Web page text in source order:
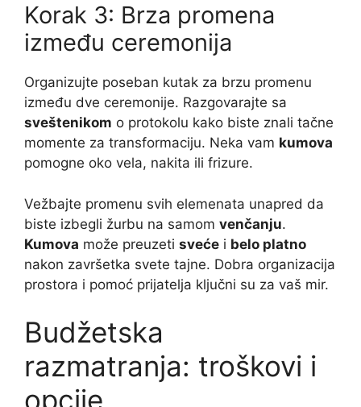
Korak 3: Brza promena
između ceremonija
Organizujte poseban kutak za brzu promenu
između dve ceremonije. Razgovarajte sa
sveštenikom o protokolu kako biste znali tačne
momente za transformaciju. Neka vam kumova
pomogne oko vela, nakita ili frizure.
Vežbajte promenu svih elemenata unapred da
biste izbegli žurbu na samom venčanju.
Kumova može preuzeti sveće i belo platno
nakon završetka svete tajne. Dobra organizacija
prostora i pomoć prijatelja ključni su za vaš mir.
Budžetska
razmatranja: troškovi i
opcije